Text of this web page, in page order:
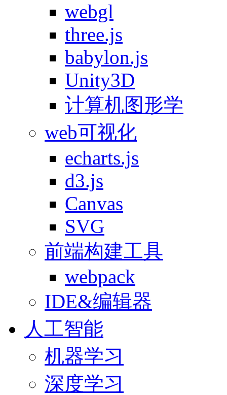
webgl
three.js
babylon.js
Unity3D
计算机图形学
web可视化
echarts.js
d3.js
Canvas
SVG
前端构建工具
webpack
IDE&编辑器
人工智能
机器学习
深度学习